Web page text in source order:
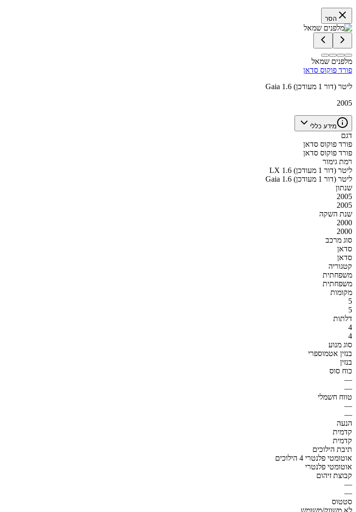
הסר
מלפנים שמאל
פורד פוקוס סדאן
Gaia 1.6 ליטר (דור 1 מעודכן)
2005
מידע כללי
דגם
פורד פוקוס סדאן
פורד פוקוס סדאן
רמת גימור
LX 1.6 ליטר (דור 1 מעודכן)
Gaia 1.6 ליטר (דור 1 מעודכן)
שנתון
2005
2005
שנת השקה
2000
2000
סוג מרכב
סדאן
סדאן
קטגוריה
משפחתית
משפחתית
מקומות
5
5
דלתות
4
4
סוג מנוע
בנזין אטמוספרי
בנזין
כוח סוס
—
—
טווח חשמלי
—
—
הנעה
קדמית
קדמית
תיבת הילוכים
אוטומטי פלנטרי 4 הילוכים
אוטומטי פלנטרי
קבוצת זיהום
—
—
סטטוס
לא משווק/משומש